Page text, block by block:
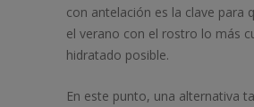
con antelación es la clave para
el verano con el rostro lo más
hidratado posible.
En este punto, una alternativa